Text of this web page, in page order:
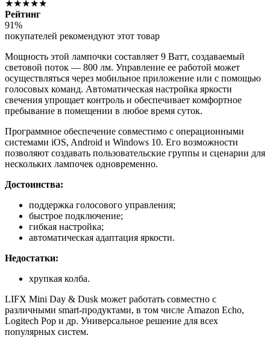
★★★★★
Рейтинг
91%
покупателей рекомендуют этот товар
Мощность этой лампочки составляет 9 Ватт, создаваемый
световой поток — 800 лм. Управление ее работой может
осуществляться через мобильное приложение или с помощью
голосовых команд. Автоматическая настройка яркости
свечения упрощает контроль и обеспечивает комфортное
пребывание в помещении в любое время суток.
Программное обеспечение совместимо с операционными
системами iOS, Android и Windows 10. Его возможности
позволяют создавать пользовательские группы и сценарии для
нескольких лампочек одновременно.
Достоинства:
поддержка голосового управления;
быстрое подключение;
гибкая настройка;
автоматическая адаптация яркости.
Недостатки:
хрупкая колба.
LIFX Mini Day & Dusk может работать совместно с
различными smart-продуктами, в том числе Amazon Echo,
Logitech Pop и др. Универсальное решение для всех
популярных систем.